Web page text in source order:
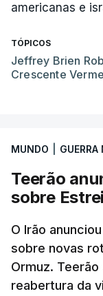
americanas e
TÓPICOS
Jeffrey Brien
Crescente
MUNDO
Teerão
sobre
O Irão
sobre novas
Ormuz.
reabertura da